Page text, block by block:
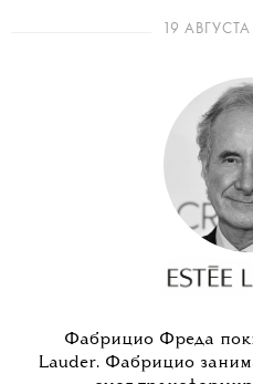
19
Фабрицио Фреда
Lauder. Фабрицио